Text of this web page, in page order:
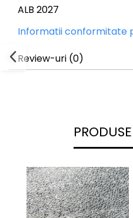
ALB 2027
Informatii conformitate
Review-uri (0)